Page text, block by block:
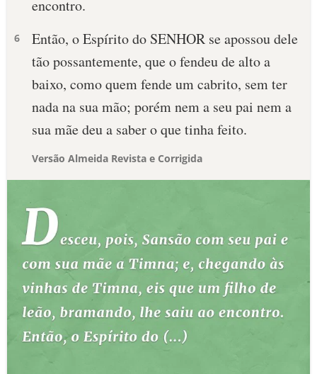
encontro.
6
Então, o Espírito do SENHOR se apossou dele
tão possantemente, que o fendeu de alto a
baixo, como quem fende um cabrito, sem ter
nada na sua mão; porém nem a seu pai nem a
sua mãe deu a saber o que tinha feito.
Versão Almeida Revista e Corrigida